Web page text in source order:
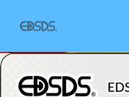
您的購物